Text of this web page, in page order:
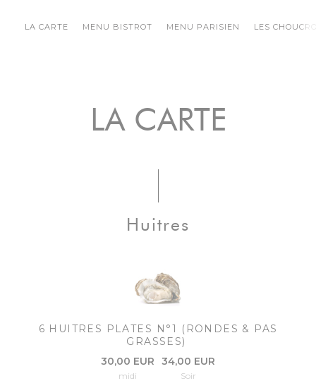
LA CARTE MENU BISTROT MENU PARISIEN LES
LA CARTE
Huitres
6 HUITRES PLATES N°1 (RONDES & PAS
GRASSES)
30,00 EUR
midi
34,00 EUR
Soir